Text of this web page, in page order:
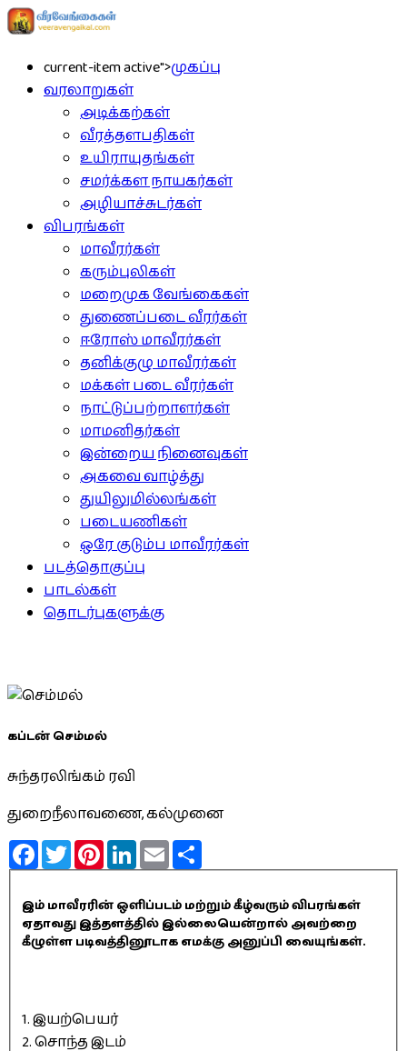
current-item active">முகப்பு
வரலாறுகள்
அடிக்கற்கள்
வீரத்தளபதிகள்
உயிராயுதங்கள்
சமர்க்கள நாயகர்கள்
அழியாச்சுடர்கள்
விபரங்கள்
மாவீரர்கள்
கரும்புலிகள்
மறைமுக வேங்கைகள்
துணைப்படை வீரர்கள்
ஈரோஸ் மாவீரர்கள்
தனிக்குழு மாவீரர்கள்
மக்கள் படை வீரர்கள்
நாட்டுப்பற்றாளர்கள்
மாமனிதர்கள்
இன்றைய நினைவுகள்
அகவை வாழ்த்து
துயிலுமில்லங்கள்
படையணிகள்
ஒரே குடும்ப மாவீரர்கள்
படத்தொகுப்பு
பாடல்கள்
தொடர்புகளுக்கு
கப்டன் செம்மல்
சுந்தரலிங்கம் ரவி
துறைநீலாவணை, கல்முனை
FacebookTwitterPinterestLinkedInEmail
இம் மாவீரரின் ஒளிப்படம் மற்றும் கீழ்வரும் விபரங்கள்
ஏதாவது இத்தளத்தில் இல்லையென்றால் அவற்றை
கீழுள்ள படிவத்தினூடாக எமக்கு அனுப்பி வையுங்கள்.
1. இயற்பெயர்
2. சொந்த இடம்